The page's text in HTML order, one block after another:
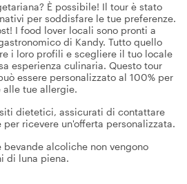
È possibile! Il tour è stato
per soddisfare le tue preferenze.
I food lover locali sono pronti a
di Kandy. Tutto quello
i loro profili e scegliere il tuo locale
esperienza culinaria. Questo tour
essere personalizzato al 100% per
tue allergie.
dietetici, assicurati di contattare
ricevere un'offerta personalizzata.
alcoliche non vengono
di luna piena.